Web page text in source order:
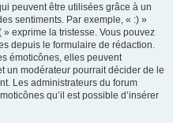
peuvent être utilisées grâce à un
sentiments. Par exemple, « :) »
exprime la tristesse. Vous pouvez
depuis le formulaire de rédaction.
émoticônes, elles peuvent
un modérateur pourrait décider de le
Les administrateurs du forum
qu’il est possible d’insérer